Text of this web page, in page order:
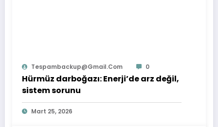
Tespambackup@gmail.com 0
Hürmüz darboğazı: Enerji’de arz değil,
sistem sorunu
Mart 25, 2026